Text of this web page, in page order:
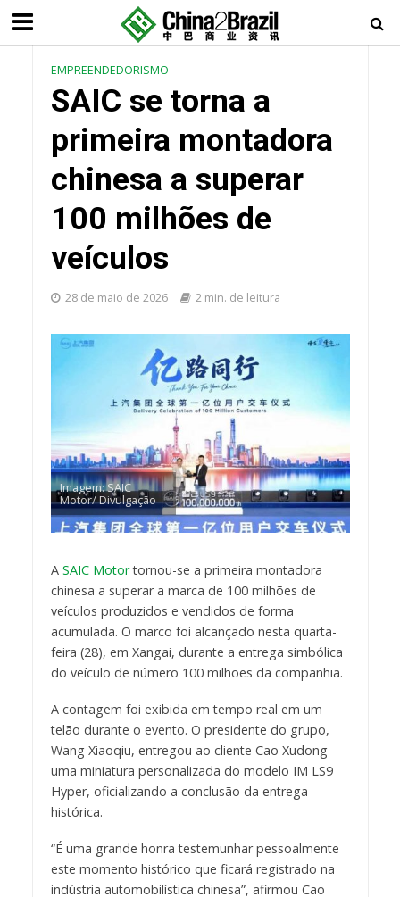
EMPREENDEDORISMO
SAIC se torna a
primeira montadora
chinesa a superar
100 milhões de
veículos
28 de maio de 2026 2 min. de leitura
Imagem: SAIC
Motor/ Divulgação
A SAIC Motortornou-se a primeira montadora
chinesa a superar a marca de 100 milhões de
veículos produzidos e vendidos de forma
acumulada. O marco foi alcançado nesta quarta-
feira (28), em Xangai, durante a entrega simbólica
do veículo de número 100 milhões da companhia.
A contagem foi exibida em tempo real em um
telão durante o evento. O presidente do grupo,
Wang Xiaoqiu, entregou ao cliente Cao Xudong
uma miniatura personalizada do modelo IM LS9
Hyper, oficializando a conclusão da entrega
histórica.
“É uma grande honra testemunhar pessoalmente
este momento histórico que ficará registrado na
indústria automobilística chinesa”, afirmou Cao